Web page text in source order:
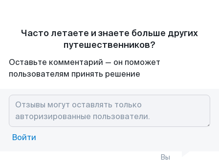
Часто летаете и знаете больше других
путешественников?
Оставьте комментарий — он поможет
пользователям принять решение
Войти
Вы